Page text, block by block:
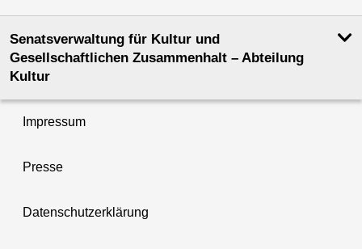
Senatsverwaltung für Kultur und
Gesellschaftlichen Zusammenhalt – Abteilung
Kultur
Impressum
Presse
Datenschutzerklärung